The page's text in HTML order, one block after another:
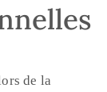
de la